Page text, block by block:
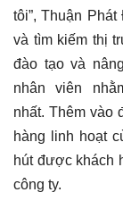
tôi”, Thuận
và tìm kiếm thị
đào tạo và
nhân viên
nhất. Thêm vào
hàng linh hoạt
hút được khách
công ty.